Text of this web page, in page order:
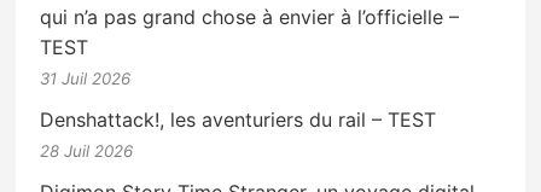
qui n’a pas grand chose à envier à l’officielle –
TEST
31 Juil 2026
Denshattack!, les aventuriers du rail – TEST
28 Juil 2026